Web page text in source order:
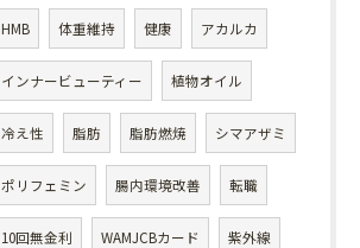
HMB 体重維持 健康 アカルカ
インナービューティー 植物オイル
冷え性 脂肪 脂肪燃焼 シマアザミ
ポリフェミン 腸内環境改善 転職
10回無金利 WAMJCBカード 紫外線